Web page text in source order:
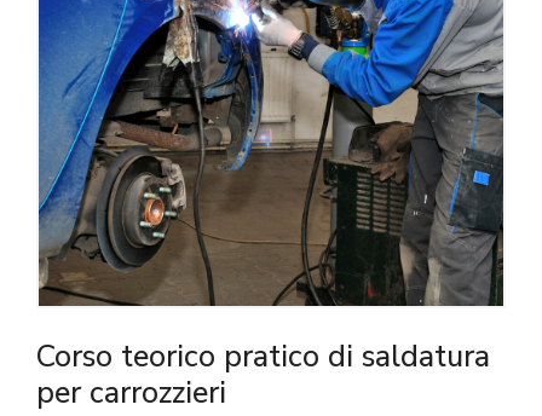
Corso teorico pratico di saldatura
per carrozzieri